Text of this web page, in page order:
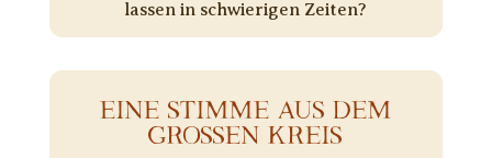
lassen in schwierigen Zeiten?
EINE STIMME AUS DEM
GROSSEN KREIS